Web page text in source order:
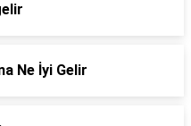
Ne İyi Gelir